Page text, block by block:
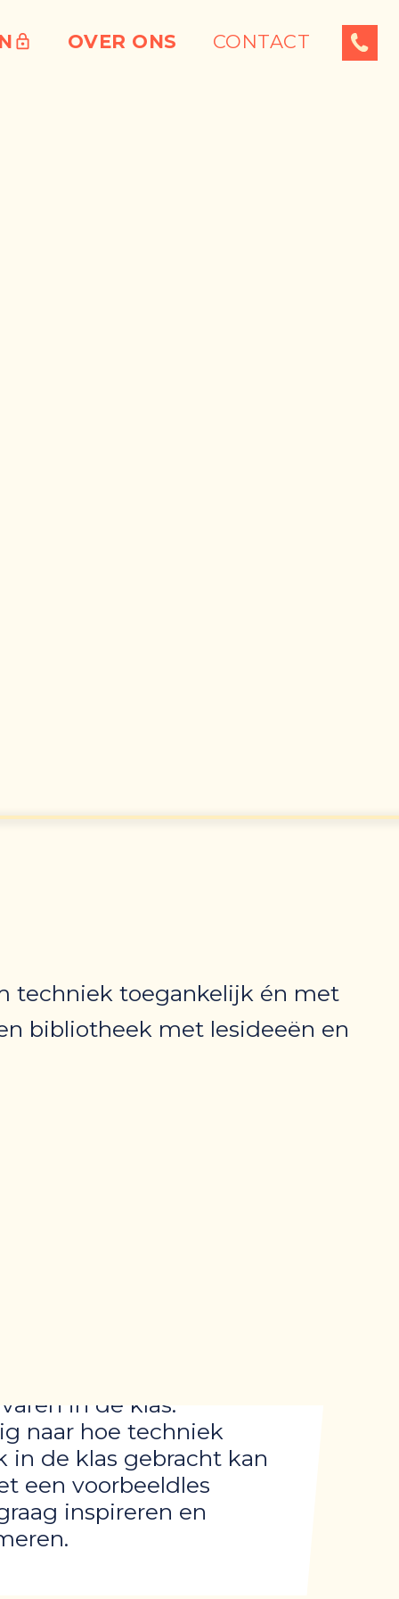
OVER ONS CONTACT
techniek toegankelijk én met
bibliotheek met lesideeën en
in de klas.
naar hoe techniek
in de klas gebracht kan
een voorbeeldles
inspireren en